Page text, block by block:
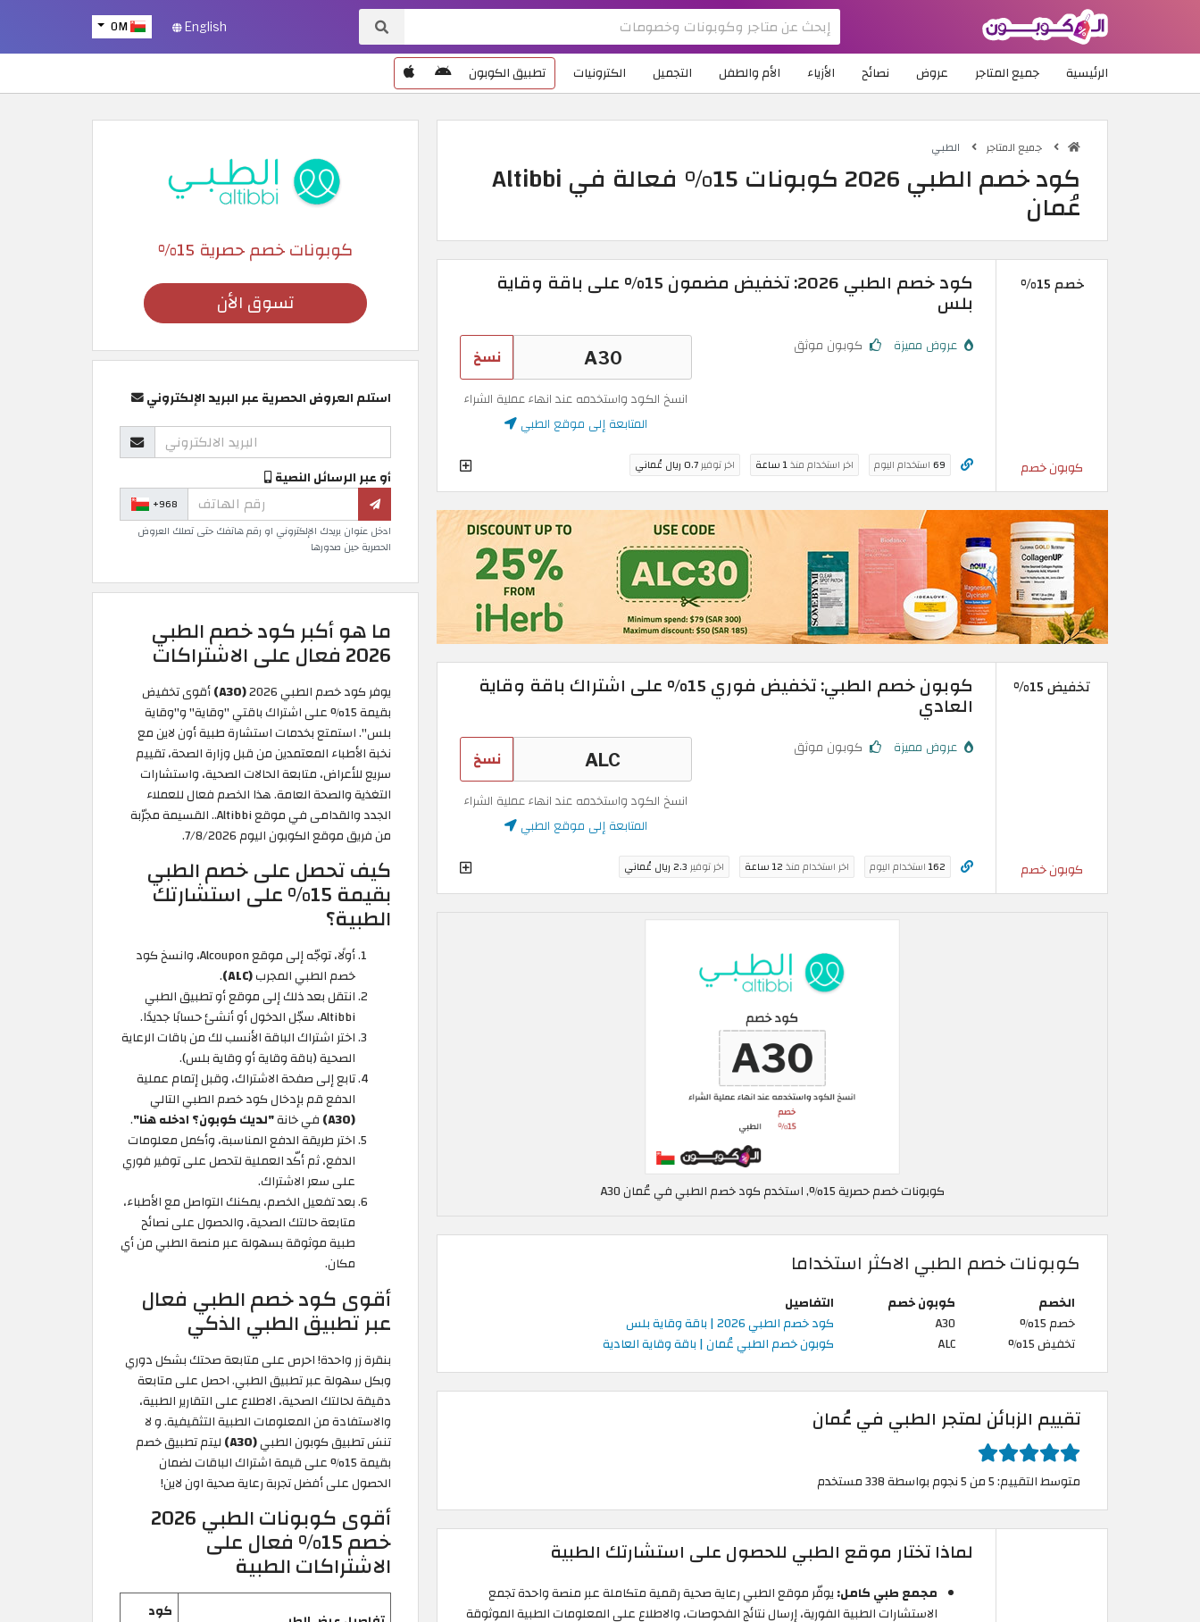
OM English
الرئيسية جميع المتاجر عروض نصائح الأزياء الأم والطفل التجميل الكترونيات تطبيق الكوبون
جميع المتاجر الطبي
كود خصم الطبي 2026 كوبونات 15% فعالة في Altibbi
عُمان
خصم 15%
كوبون خصم
كود خصم الطبي 2026: تخفيض مضمون 15% على باقة وقاية
بلس
عروض مميزة كوبون موثق نسخ
انسخ الكود واستخدمه عند انهاء عملية الشراء
المتابعة إلى موقع الطبي
69استخدام اليوم اخر استخدام منذ1 ساعة اخر توفير0.7 ريال عُماني
تخفيض 15%
كوبون خصم
كوبون خصم الطبي: تخفيض فوري 15% على اشتراك باقة وقاية
العادي
عروض مميزة كوبون موثق نسخ
انسخ الكود واستخدمه عند انهاء عملية الشراء
المتابعة إلى موقع الطبي
162استخدام اليوم اخر استخدام منذ12 ساعة اخر توفير2.3 ريال عُماني
كوبونات خصم حصرية 15%, استخدم كود خصم الطبي في عُمان A30
كوبونات خصم الطبي الاكثر استخداما
الخصم كوبون خصم
التفاصيل
خصم 15%
A30
كود خصم الطبي 2026 | باقة وقاية بلس
تخفيض 15%
ALC كوبون خصم الطبي عُمان | باقة وقاية العادية
تقييم الزبائن لمتجر الطبي في عُمان
متوسط التقييم: 5 من 5 نجوم بواسطة 338 مستخدم
لماذا تختار موقع الطبي للحصول على استشارتك الطبية
مجمع طبي كامل:يوفّر موقع الطبي رعاية صحية رقمية متكاملة عبر منصة واحدة تجمع
الاستشارات الطبية الفورية، إرسال نتائج الفحوصات، والاطلاع على المعلومات الطبية الموثوقة
كوبونات خصم حصرية 15%
تسوق الأن
استلم العروض الحصرية عبر البريد الإلكتروني
أو عبر الرسائل النصية
+968
ادخل عنوان بريدك الإلكتروني او رقم هاتفك حتى تصلك العروض
الحصرية حين صدورها
ما هو أكبر كود خصم الطبي
2026 فعال على الاشتراكات
يوفر كود خصم الطبي 2026 (A30)
أقوى تخفيض
بقيمة 15% على اشتراك باقتي "وقاية" و"وقاية
بلس". استمتع بخدمات استشارة طبية أون لاين مع
نخبة الأطباء المعتمدين من قبل وزارة الصحة، تقييم
سريع للأعراض، متابعة الحالات الصحية، واستشارات
التغذية والصحة العامة. هذا الخصم فعال للعملاء
الجدد والقدامى في موقع Altibbi.. القسيمة مجرّبة
من فريق موقع الكوبون اليوم 7/8/2026.
كيف تحصل على خصم الطبي
بقيمة 15% على استشارتك
الطبية؟
أولًا، توجّه إلى موقع Alcoupon، وانسخ كود
خصم الطبي المجرب(ALC)
.
انتقل بعد ذلك إلى موقع أو تطبيق الطبي
Altibbi، سجّل الدخول أو أنشئ حسابًا جديدًا.
اختر اشتراك الباقة الأنسب لك من باقات الرعاية
الصحية (باقة وقاية أو وقاية بلس).
تابع إلى صفحة الاشتراك، وقبل إتمام عملية
الدفع قم بإدخال كود خصم الطبي التالي
(A30)
في خانة"لديك كوبون؟ ادخله هنا".
اختر طريقة الدفع المناسبة، وأكمل معلومات
الدفع، ثم أكّد العملية لتحصل على توفير فوري
على سعر الاشتراك.
بعد تفعيل الخصم، يمكنك التواصل مع الأطباء،
متابعة حالتك الصحية، والحصول على نصائح
طبية موثوقة بسهولة عبر منصة الطبي من أي
مكان.
أقوى كود خصم الطبي فعال
عبر تطبيق الطبي الذكي
بنقرة زر واحدة! احرص على متابعة صحتك بشكل دوري
وبكل سهولة عبر تطبيق الطبي. احصل على متابعة
دقيقة لحالتك الصحية، الاطلاع على التقارير الطبية،
والاستفادة من المعلومات الطبية التثقيفية. و لا
تنسَ تطبيق كوبون الطبي(A30)
ليتم تطبيق خصم
بقيمة 15% على قيمة اشتراك الباقات لضمان
الحصول على أفضل تجربة رعاية صحية اون لاين!
أقوى كوبونات الطبي 2026
خصم 15% فعال على
الاشتراكات الطبية
كود